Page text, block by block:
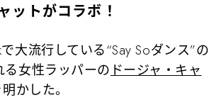
ットがコラボ！
大流行している“Say Soダンス”の
女性ラッパーの ドージャ・キャ
かした。